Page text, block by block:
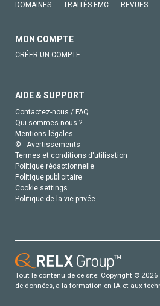
DOMAINES TRAITÉS EMC REVUES
MON COMPTE
CRÉER UN COMPTE
AIDE & SUPPORT
Contactez-nous / FAQ
Qui sommes-nous ?
Mentions légales
© - Avertissements
Termes et conditions d'utilisation
Politique rédactionnelle
Politique publicitaire
Cookie settings
Politique de la vie privée
Tout le contenu de ce site: Copyright ©
de données, a la formation en IA et aux